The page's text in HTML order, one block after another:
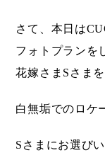
さて、本日は
フォトプランを
花嫁さまSさま
白無垢でのロケ
Sさまにお選び